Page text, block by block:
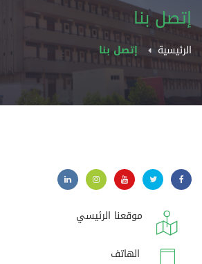
إتصل بنا
الرئيسية إتصل بنا
موقعنا الرئيسي
الهاتف